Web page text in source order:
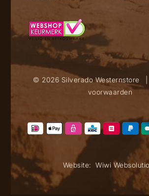
© 2026 Silverado Westernstore
voorwaarden
Website: Wiwi